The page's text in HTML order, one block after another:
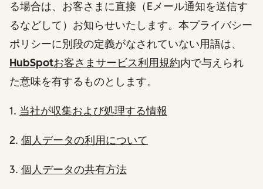
る場合は、お客さまに直接（Eメール通知を送信す
るなどして）お知らせいたします。本プライバシー
ポリシーに別段の定義がなされていない用語は、
HubSpotお客さまサービス利用規約内で与えられ
た意味を有するものとします。
1. 当社が収集および処理する情報
2. 個人データの利用について
3. 個人データの共有方法